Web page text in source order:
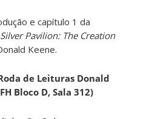
e capítulo 1 da
Pavilion: The Creation
Keene.
de Leituras Donald
Bloco D, Sala 312)